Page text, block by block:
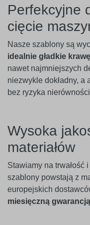
Perfekcyjne
cięcie
Nasze szablony są
idealnie gładkie
nawet najmniejszych
niezwykle dokładny, a
bez ryzyka
Wysoka
materiałów
Stawiamy na trwałość
szablony powstają z
europejskich
miesięczną gwarancją